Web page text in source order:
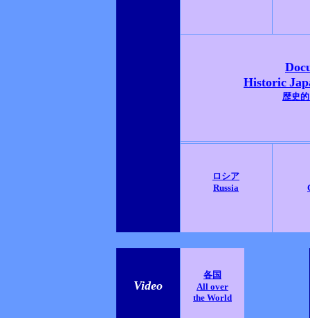
Historic
歴史
ロシア
Russia
Video
各国
All over
the World